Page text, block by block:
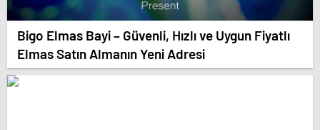
Bigo Elmas Bayi – Güvenli, Hızlı ve Uygun Fiyatlı
Elmas Satın Almanın Yeni Adresi